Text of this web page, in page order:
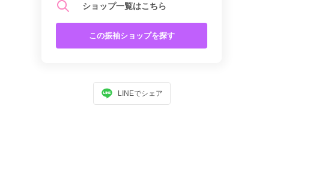
ショップ一覧はこちら
この振袖ショップを探す
LINEでシェア